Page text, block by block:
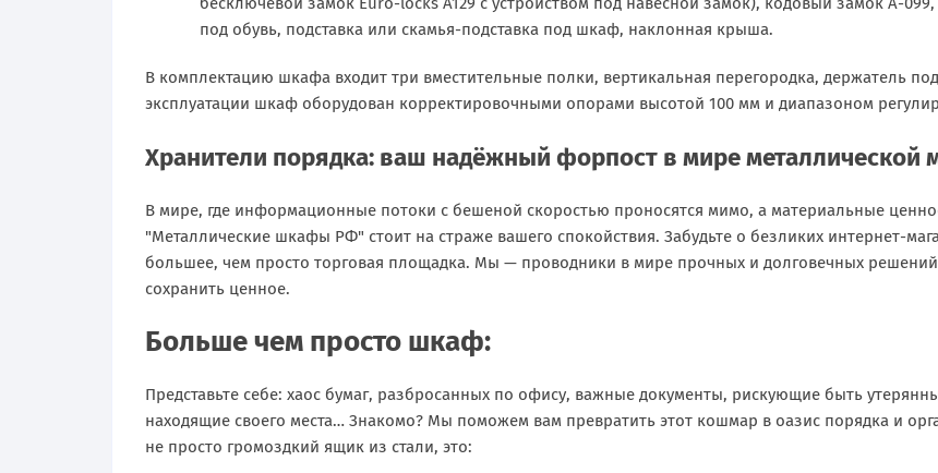
под обувь, подставка или скамья-подставка под шкаф, наклонная крыша.
В комплектацию шкафа входит три вместительные полки, вертикальная перегородка, держатель
эксплуатации шкаф оборудован корректировочными опорами высотой 100 мм и диапазоном
Хранители порядка: ваш надёжный форпост в мире металлической
В мире, где информационные потоки с бешеной скоростью проносятся мимо, а материальные
"Металлические шкафы РФ" стоит на страже вашего спокойствия. Забудьте о безликих интернет-
большее, чем просто торговая площадка. Мы — проводники в мире прочных и долговечных
сохранить ценное.
Больше чем просто шкаф:
Представьте себе: хаос бумаг, разбросанных по офису, важные документы, рискующие быть
находящие своего места… Знакомо? Мы поможем вам превратить этот кошмар в оазис порядка и
не просто громоздкий ящик из стали, это: